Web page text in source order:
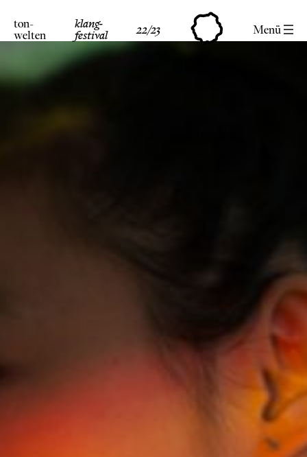
to
content
ton-
welten
klang-
festival 22/23 Menü